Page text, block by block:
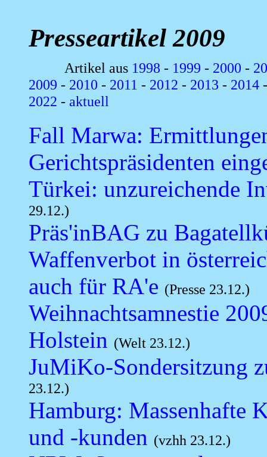
Presseartikel 2009
Artikel aus 1998 - 1999 - 2000 -
2009 - 2010 - 2011 - 2012 - 2013 - 2014
2022 - aktuell
Fall Marwa:
Gerichtspräsidenten
Türkei: unzureichende
29.12.)
Präs'inBAG zu
Waffenverbot in
auch für RA'e (Presse 23.12.)
Weihnachtsamnestie
Holstein (Welt 23.12.)
JuMiKo-Sondersitzung
23.12.)
Hamburg: Massenhafte
und -kunden (vzhh 23.12.)